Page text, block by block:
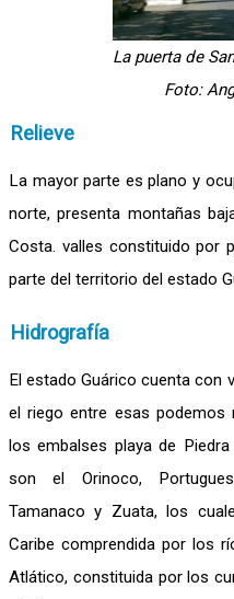
La puerta de
Foto:
Relieve
La mayor parte es plano y
norte, presenta montañas
Costa. valles constituido por
parte del territorio del estado
Hidrografía
El estado Guárico cuenta con
el riego entre esas podemos
los embalses playa de
son el Orinoco,
Tamanaco y Zuata, los
Caribe comprendida por los
Atlático, constituida por los